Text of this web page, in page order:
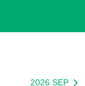
2026 SEP 